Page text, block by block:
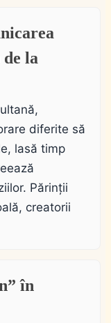
la
diferite să
lasă timp
Părinții
creatorii
în